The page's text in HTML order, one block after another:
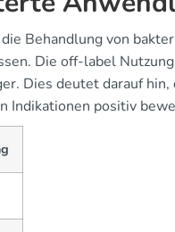
Behandlung von
Die off-label
Dies deutet darauf
Indikationen positiv